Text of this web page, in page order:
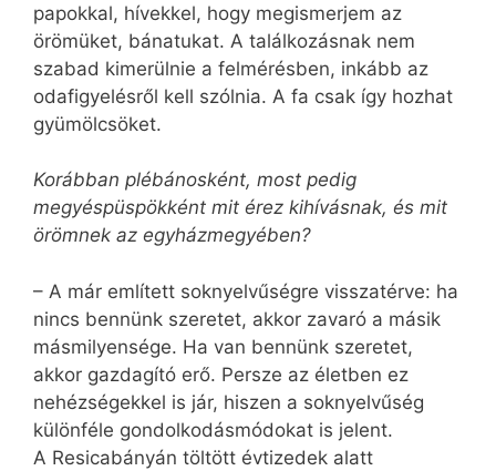
papokkal, hívekkel, hogy megismerjem az
örömüket, bánatukat. A találkozásnak nem
szabad kimerülnie a felmérésben, inkább az
odafigyelésről kell szólnia. A fa csak így hozhat
gyümölcsöket.
Korábban plébánosként, most pedig
megyéspüspökként mit érez kihívásnak, és mit
örömnek az egyházmegyében?
– A már említett soknyelvűségre visszatérve: ha
nincs bennünk szeretet, akkor zavaró a másik
másmilyensége. Ha van bennünk szeretet,
akkor gazdagító erő. Persze az életben ez
nehézségekkel is jár, hiszen a soknyelvűség
különféle gondolkodásmódokat is jelent.
A Resicabányán töltött évtizedek alatt